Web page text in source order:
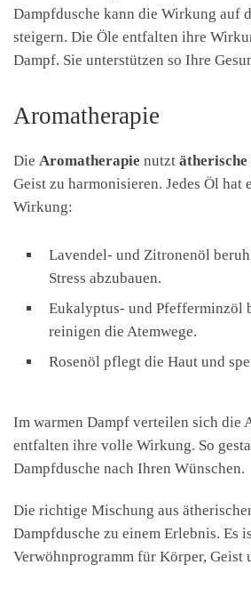
Dampfdusche kann die Wirkung auf
steigern. Die Öle entfalten ihre
Dampf. Sie unterstützen so Ihre
Aromatherapie
Die Aromatherapie nutzt ätherische
Geist zu harmonisieren. Jedes Öl hat
Wirkung:
Lavendel- und Zitronenöl
Stress abzubauen.
Eukalyptus- und Pfefferminzöl
reinigen die Atemwege.
Rosenöl pflegt die Haut und
Im warmen Dampf verteilen sich die
entfalten ihre volle Wirkung. So
Dampfdusche nach Ihren Wünschen.
Die richtige Mischung aus
Dampfdusche zu einem Erlebnis. Es
Verwöhnprogramm für Körper, Geist